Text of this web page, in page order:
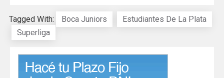
Tagged With: Boca Juniors
Estudiantes De La Plata
Superliga